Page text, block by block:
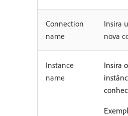
Connection
name
Insira
nova
Instance
name
Insira